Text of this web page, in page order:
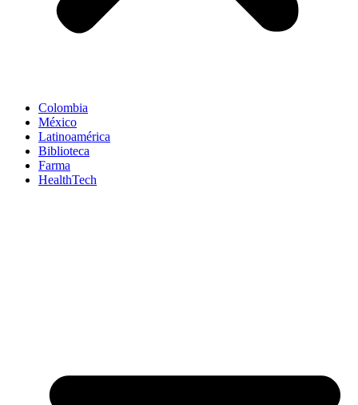
Colombia
México
Latinoamérica
Biblioteca
Farma
HealthTech